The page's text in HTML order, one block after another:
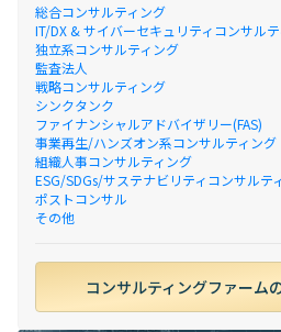
総合コンサルティング
IT/DX & サイバーセキュリティコンサル
独立系コンサルティング
監査法人
戦略コンサルティング
シンクタンク
ファイナンシャルアドバイザリー(FAS)
事業再生/ハンズオン系コンサルティング
組織人事コンサルティング
ESG/SDGs/サステナビリティコンサルテ
ポストコンサル
その他
コンサルティングファーム